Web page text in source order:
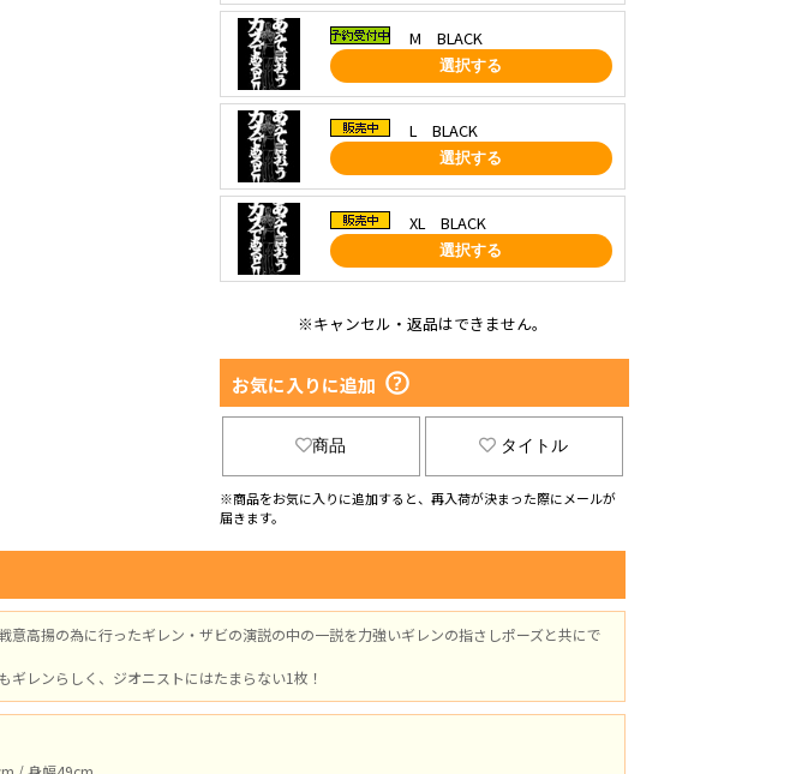
M BLACK
選択する
L BLACK
選択する
XL BLACK
選択する
※キャンセル・返品はできません。
お気に入りに追加
商品 タイトル
※商品をお気に入りに追加すると、再入荷が決まった際にメールが
届きます。
意高揚の為に行ったギレン・ザビの演説の中の一説を力強いギレンの指さしポーズと共にで
レンらしく、ジオニストにはたまらない1枚！